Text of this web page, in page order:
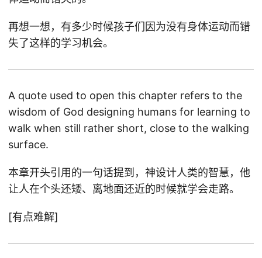
再想一想，有多少时候孩子们因为没有身体运动而错
失了这样的学习机会。
A quote used to open this chapter refers to the
wisdom of God designing humans for learning to
walk when still rather short, close to the walking
surface.
本章开头引用的一句话提到，神设计人类的智慧，他
让人在个头还矮、离地面还近的时候就学会走路。
[有点难解]